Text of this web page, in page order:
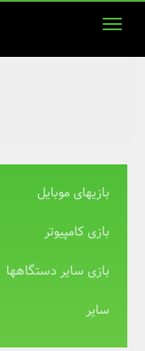
بازیهای موبایل
بازی کامپیوتر
بازی سایر دستگاهها
سایر